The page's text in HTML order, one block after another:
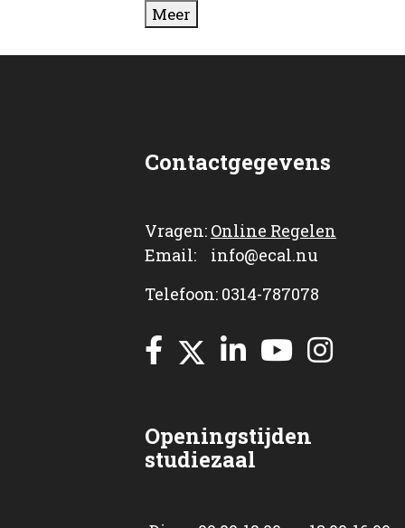
Meer
Contactgegevens
Vragen: Online Regelen
Email: info@ecal.nu
Telefoon: 0314-787078
Openingstijden
studiezaal